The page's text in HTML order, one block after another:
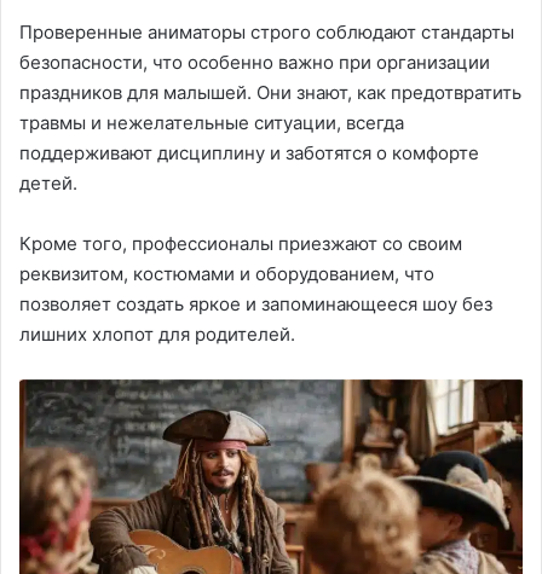
Проверенные аниматоры строго соблюдают стандарты
безопасности, что особенно важно при организации
праздников для малышей. Они знают, как предотвратить
травмы и нежелательные ситуации, всегда
поддерживают дисциплину и заботятся о комфорте
детей.
Кроме того, профессионалы приезжают со своим
реквизитом, костюмами и оборудованием, что
позволяет создать яркое и запоминающееся шоу без
лишних хлопот для родителей.